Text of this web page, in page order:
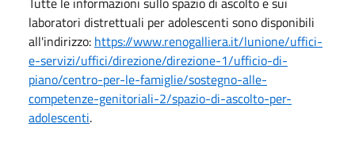
laboratori distrettuali per adolescenti sono disponibili
all'indirizzo: https://www.renogalliera.it/lunione/uffici-
e-servizi/uffici/direzione/direzione-1/ufficio-di-
piano/centro-per-le-famiglie/sostegno-alle-
competenze-genitoriali-2/spazio-di-ascolto-per-
adolescenti.